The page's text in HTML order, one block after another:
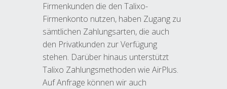
Firmenkunden die den Talixo-
Firmenkonto nutzen, haben Zugang zu
sämtlichen Zahlungsarten, die auch
den Privatkunden zur Verfügung
stehen. Darüber hinaus unterstützt
Talixo Zahlungsmethoden wie AirPlus.
Auf Anfrage können wir auch